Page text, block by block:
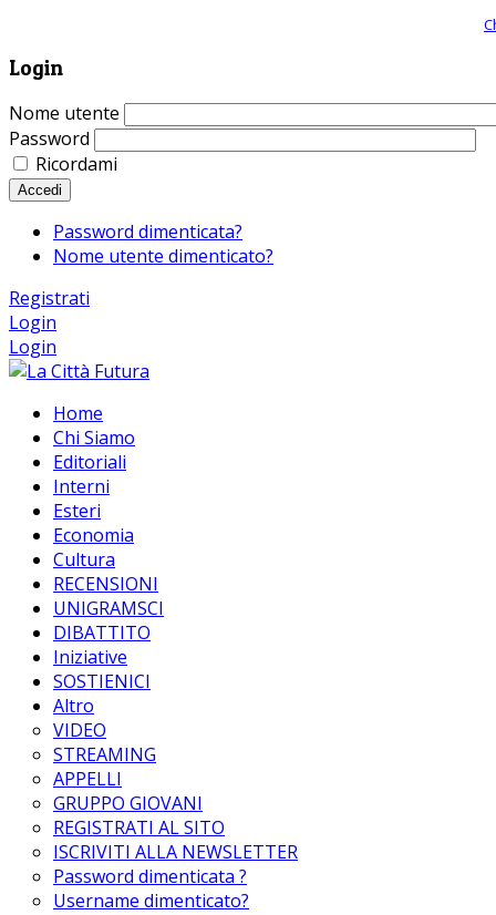
Login
Nome utente
Password
Ricordami
Accedi
Password dimenticata?
Nome utente dimenticato?
Registrati
Login
Login
Home
Chi Siamo
Editoriali
Interni
Esteri
Economia
Cultura
RECENSIONI
UNIGRAMSCI
DIBATTITO
Iniziative
SOSTIENICI
Altro
VIDEO
STREAMING
APPELLI
GRUPPO GIOVANI
REGISTRATI AL SITO
ISCRIVITI ALLA NEWSLETTER
Password dimenticata ?
Username dimenticato?